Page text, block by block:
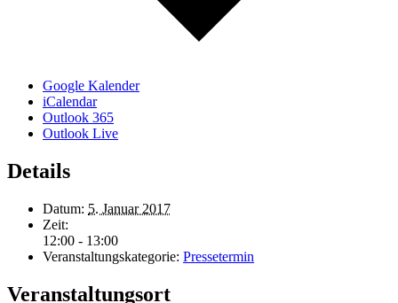
Google Kalender
iCalendar
Outlook 365
Outlook Live
Details
Datum: 5. Januar 2017
Zeit:
12:00 - 13:00
Veranstaltungskategorie: Pressetermin
Veranstaltungsort